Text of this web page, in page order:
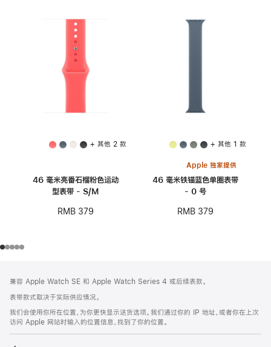
+ 其他 2 款
46 毫米亮番石榴粉色运动
型表带 - S/M
RMB 379
+ 其他 1 款
Apple 独家提供
46 毫米铁锚蓝色单圈表带
- 0 号
RMB 379
页
页
脚
注
兼容 Apple Watch SE 和 Apple Watch Series 4 或后续表款。
表带款式取决于实际供应情况。
我们会使用你所在位置，为你更快显示送货选项。我们通过你的 IP 地址，或者你在上次
访问 Apple 网站时输入的位置信息，找到了你的位置。